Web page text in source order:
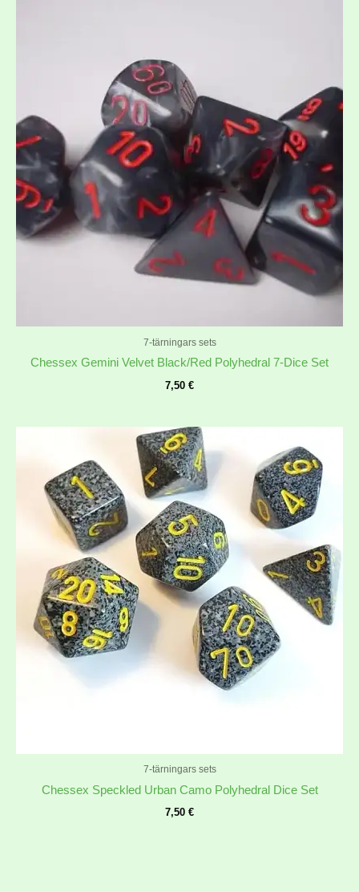
7-tärningars sets
Chessex Gemini Velvet Black/Red Polyhedral 7-Dice Set
7,50 €
7-tärningars sets
Chessex Speckled Urban Camo Polyhedral Dice Set
7,50 €